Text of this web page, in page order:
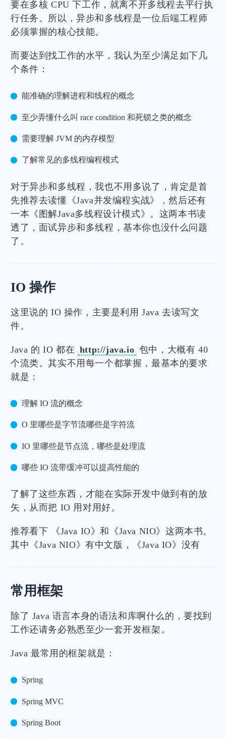
要在多核 CPU 下工作，就离不开多线程去平行执
行任务。所以，异步和多线程是一位后端工程师
必须掌握的核心技能。
而要达到找工作的水平，我认为至少满足如下几
个条件：
能准确的理解进程和线程的概念
至少弄懂什么叫 race condition 和死锁之类的概念
需要理解 JVM 的内存模型
了解常见的多线程编程模式
对于异步和多线程，我也不用多说了，肯定是首
先推荐去读懂《Java并发编程实战》，然后还有
一本《图解Java多线程设计模式》。这两本书读
透了，面试异步和多线程，基本你也没什么问题
了。
IO 操作
这里说的 IO 操作，主要是利用 Java 去读写文
件。
Java 的 IO 都在 http://java.io 包中，大概有 40
个流类。其实不用每一个都掌握，最基本的要求
就是：
理解 IO 流的概念
O 里哪些是字节流哪些是字符流
IO 里哪些是节点流，哪些是处理流
哪些 IO 流带缓冲可以提高性能的
了解了这些东西，才能在实际开发中做到有的放
矢，从而把 IO 用对用好。
推荐看下 《Java IO》和《Java NIO》这两本书。
其中《Java NIO》有中文版，《Java IO》没有
常用框架
除了 Java 语言本身的语法和库啊什么的，要找到
工作还请务必熟悉至少一套开发框架。
Java 最常用的框架就是：
Spring
Spring MVC
Spring Boot